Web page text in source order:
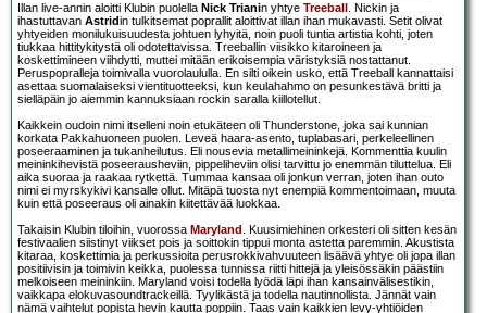
Illan live-annin aloitti Klubin puolella Nick Trianin yhtye Treeball . Nickin ja
ihastuttavan Astridin tulkitsemat poprallit aloittivat illan ihan mukavasti. Setit olivat
yhtyeiden monilukuisuudesta johtuen lyhyitä, noin puoli tuntia artistia kohti, joten
tiukkaa hittitykitystä oli odotettavissa. Treeballin viisikko kitaroineen ja
koskettimineen viihdytti, muttei mitään erikoisempia väristyksiä nostattanut.
Peruspopralleja toimivalla vuorolaululla. En silti oikein usko, että Treeball kannattaisi
asettaa suomalaiseksi vientituotteeksi, kun keulahahmo on pesunkestävä britti ja
sielläpäin jo aiemmin kannuksiaan rockin saralla kiillotellut.
Kaikkein oudoin nimi itselleni noin etukäteen oli Thunderstone, joka sai kunnian
korkata Pakkahuoneen puolen. Leveä haara-asento, tuplabasari, perkeleellinen
poseeraaminen ja tukanheilutus. Eli nousevia metallimeininkejä. Kommenttia kuulin
meininkihevistä poseerausheviin, pippeliheviin olisi tarvittu jo enemmän tiluttelua. Eli
aika suoraa ja raakaa rytkettä. Tummaa kansaa oli jonkun verran, joten ihan outo
nimi ei myrskykivi kansalle ollut. Mitäpä tuosta nyt enempiä kommentoimaan, muuta
kuin että poseeraus oli ainakin kiitettävää luokkaa.
Takaisin Klubin tiloihin, vuorossa Maryland . Kuusimiehinen orkesteri oli sitten kesän
festivaalien siistinyt viikset pois ja soittokin tippui monta astetta paremmin. Akustista
kitaraa, koskettimia ja perkussioita perusrokkivahvuuteen lisäävä yhtye oli jopa illan
positiivisin ja toimivin keikka, puolessa tunnissa riitti hittejä ja yleisössäkin päästiin
melkoiseen meininkiin. Maryland voisi todella lyödä läpi ihan kansainvälisestikin,
vaikkapa elokuvasoundtrackeillä. Tyylikästä ja todella nautinnollista. Jännät vain
nämä vaihtelut popista hevin kautta poppiin. Taas vain kaikkien levy-yhtiöiden